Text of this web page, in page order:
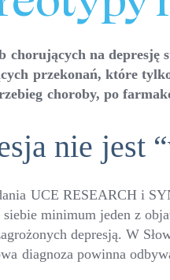
chorujących na depresję
przekonań, które
choroby, po
nie jest
UCE RESEARCH i
siebie minimum jeden z
depresją. W
diagnoza powinna